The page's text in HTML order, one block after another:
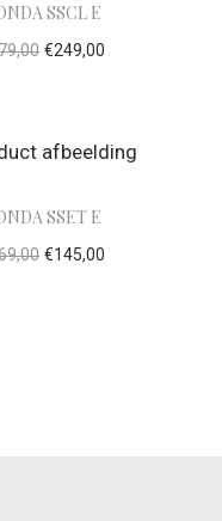
SSCL E
€249,00
SSET E
€145,00